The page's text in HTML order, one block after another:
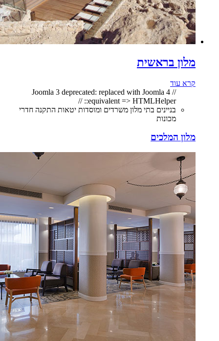
מלון בראשית
קרא עוד
// Joomla 3 deprecated: replaced with Joomla 4
equivalent => HTMLHelper:: //
בניינים בתי מלון משרדים ומוסדות יטאות התקנה חדרי
מכונות
מלון המלכים